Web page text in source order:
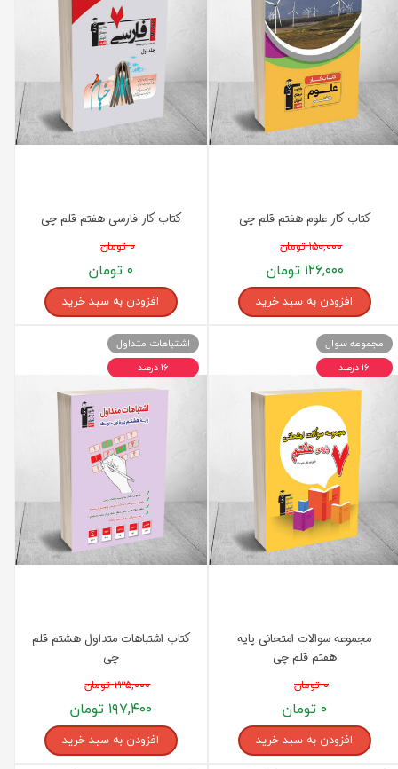
کتاب کار علوم هفتم قلم چی
۱۵۰,۰۰۰ تومان
۱۲۶,۰۰۰ تومان
افزودن به سبد خرید
کتاب کار فارسی هفتم قلم چی
۰ تومان
۰ تومان
افزودن به سبد خرید
مجموعه سوالات امتحانی پایه
هفتم قلم چی
۰ تومان
۰ تومان
افزودن به سبد خرید
مجموعه سوال
۱۶ درصد
کتاب اشتباهات متداول هشتم قلم
چی
۲۳۵,۰۰۰ تومان
۱۹۷,۴۰۰ تومان
افزودن به سبد خرید
اشتباهات متداول
۱۶ درصد